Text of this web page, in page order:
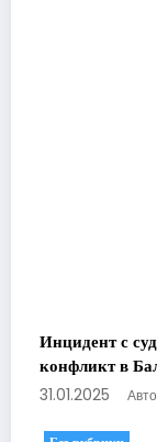
Инцидент с
конфликт в
31.01.2025